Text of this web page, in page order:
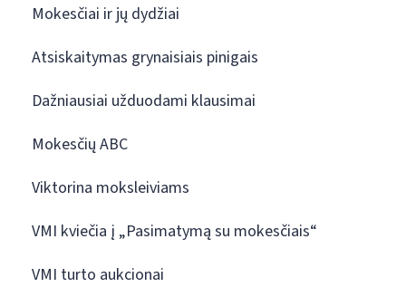
Mokesčiai ir jų dydžiai
Atsiskaitymas grynaisiais pinigais
Dažniausiai užduodami klausimai
Mokesčių ABC
Viktorina moksleiviams
VMI kviečia į „Pasimatymą su mokesčiais“
VMI turto aukcionai